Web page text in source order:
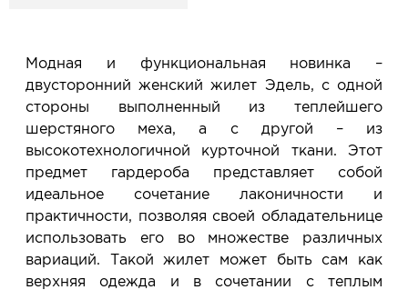
Услуга бесплатная и ни к чему не обязывает: Вы
примеряете в салоне и уже на месте решаете,
покупать или нет.
Планируйте визит в удобное для Вас время -
резерв действует 5 дней.
Модная и функциональная новинка –
двусторонний женский жилет Эдель, с одной
стороны выполненный из теплейшего
шерстяного меха, а с другой – из
высокотехнологичной курточной ткани. Этот
предмет гардероба представляет собой
идеальное сочетание лаконичности и
практичности, позволяя своей обладательнице
использовать его во множестве различных
вариаций. Такой жилет может быть сам как
верхняя одежда и в сочетании с теплым